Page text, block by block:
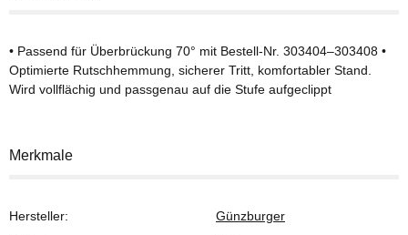
• Passend für Überbrückung 70° mit Bestell-Nr. 303404–303408 •
Optimierte Rutschhemmung, sicherer Tritt, komfortabler Stand.
Wird vollflächig und passgenau auf die Stufe aufgeclippt
Merkmale
Hersteller:
Günzburger